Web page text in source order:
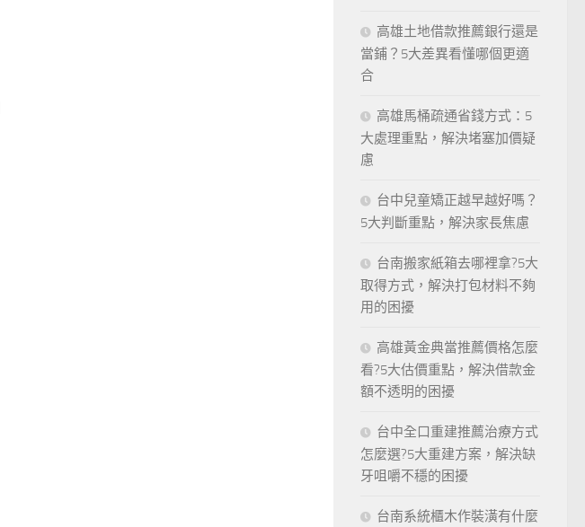
高雄土地借款推薦銀行還是
當鋪？5大差異看懂哪個更適
合
高雄馬桶疏通省錢方式：5
大處理重點，解決堵塞加價疑
慮
台中兒童矯正越早越好嗎？
5大判斷重點，解決家長焦慮
台南搬家紙箱去哪裡拿?5大
取得方式，解決打包材料不夠
用的困擾
高雄黃金典當推薦價格怎麼
看?5大估價重點，解決借款金
額不透明的困擾
台中全口重建推薦治療方式
怎麼選?5大重建方案，解決缺
牙咀嚼不穩的困擾
台南系統櫃木作裝潢有什麼